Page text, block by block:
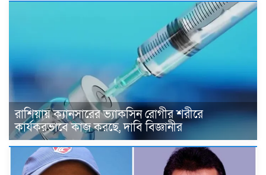
রাশিয়ায় ক্যানসারের ভ্যাকসিন রোগীর শরীরে
কার্যকরভাবে কাজ করছে, দাবি বিজ্ঞানীর